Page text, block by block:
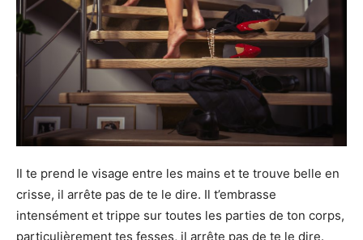
Il te prend le visage entre les mains et te trouve belle en
crisse, il arrête pas de te le dire. Il t’embrasse
intensément et trippe sur toutes les parties de ton corps,
particulièrement tes fesses, il arrête pas de te le dire.